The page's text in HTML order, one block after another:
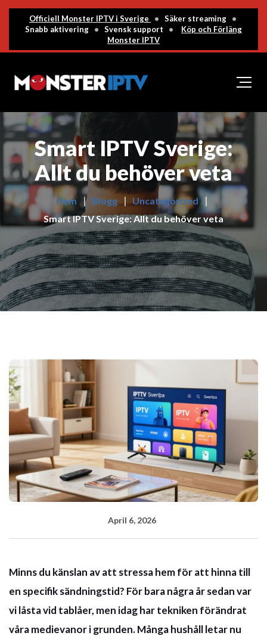
Officiell Monster IPTV i Sverige • Säker streaming
•
Snabb aktivering
• Svensk support •
Köp och Förläng
Monster IPTV
Smart IPTV Sverige:
Allt du behöver veta
Hem Blogg
Uncategorized
Smart IPTV Sverige: Allt du behöver veta
April 6, 2026
Minns du känslan av att stressa hem för att hinna till
en specifik sändningstid? För bara några år sedan var
vi låsta vid tablåer, men idag har tekniken förändrat
våra medievanor i grunden. Många hushåll letar nu